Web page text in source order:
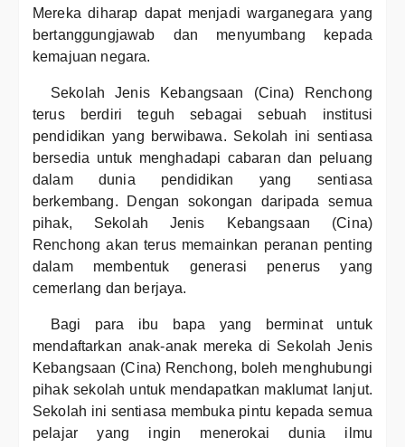
Mereka diharap dapat menjadi warganegara yang
bertanggungjawab dan menyumbang kepada
kemajuan negara.
Sekolah Jenis Kebangsaan (Cina) Renchong
terus berdiri teguh sebagai sebuah institusi
pendidikan yang berwibawa. Sekolah ini sentiasa
bersedia untuk menghadapi cabaran dan peluang
dalam dunia pendidikan yang sentiasa
berkembang. Dengan sokongan daripada semua
pihak, Sekolah Jenis Kebangsaan (Cina)
Renchong akan terus memainkan peranan penting
dalam membentuk generasi penerus yang
cemerlang dan berjaya.
Bagi para ibu bapa yang berminat untuk
mendaftarkan anak-anak mereka di Sekolah Jenis
Kebangsaan (Cina) Renchong, boleh menghubungi
pihak sekolah untuk mendapatkan maklumat lanjut.
Sekolah ini sentiasa membuka pintu kepada semua
pelajar yang ingin menerokai dunia ilmu